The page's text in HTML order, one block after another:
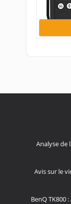
Analyse de
Avis sur le
BenQ TK800